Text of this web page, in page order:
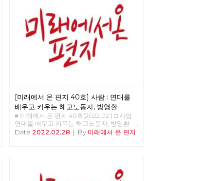
[미래에서 온 편지 40호] 사람 : 연대를
배우고 키우는 해고노동자, 방영환
■ 미래에서 온 편지 40호(2022.02.) □ 사람 :
연대를 배우고 키우는 해고노동자, 방영환
>>>>>> 업로드 준비중 <<<<<<
Date 2022.02.28 | By 미래에서 온 편지